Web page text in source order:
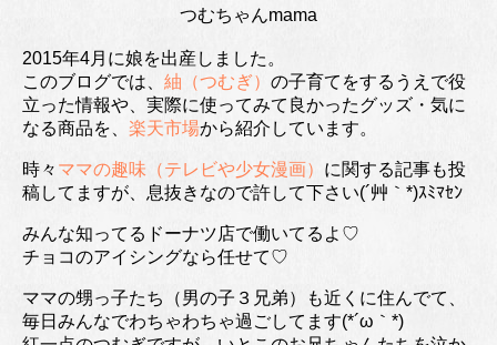
つむちゃんmama
2015年4月に娘を出産しました。
このブログでは、 紬（つむぎ） の子育てをするうえで役
立った情報や、実際に使ってみて良かったグッズ・気に
なる商品を、 楽天市場から紹介しています。
時々 ママの趣味（テレビや少女漫画） に関する記事も投
稿してますが、息抜きなので許して下さい(´艸｀*)ｽﾐﾏｾﾝ
みんな知ってるドーナツ店で働いてるよ♡
チョコのアイシングなら任せて♡
ママの甥っ子たち（男の子３兄弟）も近くに住んでて、
毎日みんなでわちゃわちゃ過ごしてます(*´ω｀*)